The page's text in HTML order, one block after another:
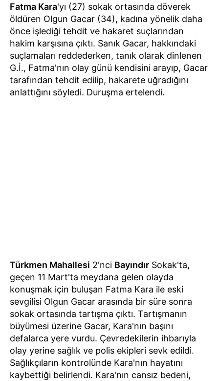
Fatma Kara'yı (27) sokak ortasında döverek
öldüren Olgun Gacar (34), kadına yönelik daha
önce işlediği tehdit ve hakaret suçlarından
hakim karşısına çıktı. Sanık Gacar, hakkındaki
suçlamaları reddederken, tanık olarak dinlenen
G.İ., Fatma'nın olay günü kendisini arayıp, Gacar
tarafından tehdit edilip, hakarete uğradığını
anlattığını söyledi. Duruşma ertelendi.
Türkmen Mahallesi 2'nci Bayındır Sokak'ta,
geçen 11 Mart'ta meydana gelen olayda
konuşmak için buluşan Fatma Kara ile eski
sevgilisi Olgun Gacar arasında bir süre sonra
sokak ortasında tartışma çıktı. Tartışmanın
büyümesi üzerine Gacar, Kara'nın başını
defalarca yere vurdu. Çevredekilerin ihbarıyla
olay yerine sağlık ve polis ekipleri sevk edildi.
Sağlıkçıların kontrolünde Kara'nın hayatını
kaybettiği belirlendi. Kara'nın cansız bedeni,